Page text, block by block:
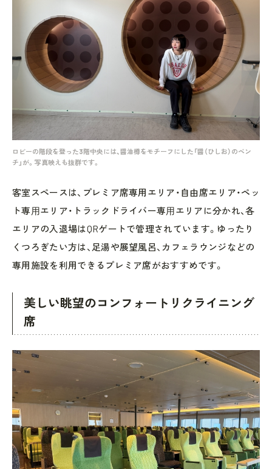
ロビーの階段を登った3階中央には、醤油樽をモチーフにした「醤（ひしお）のベン
チ」が。写真映えも抜群です。
客室スペースは、プレミア席専用エリア・自由席エリア・ペッ
ト専⽤エリア・トラックドライバー専⽤エリアに分かれ、各
エリアの入退場はQRゲートで管理されています。ゆったり
くつろぎたい方は、足湯や展望風呂、カフェラウンジなどの
専用施設を利用できるプレミア席がおすすめです。
美しい眺望のコンフォートリクライニング
席